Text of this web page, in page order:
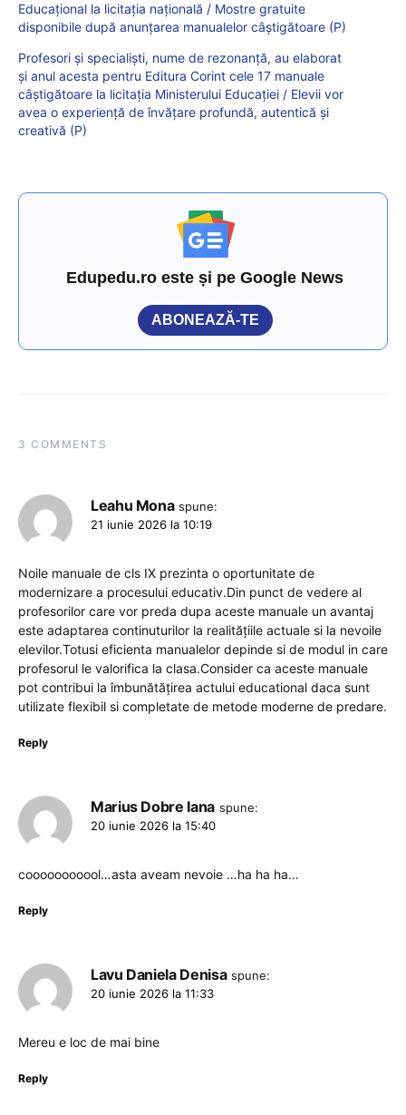
Educațional la licitația națională / Mostre gratuite
disponibile după anunțarea manualelor câștigătoare (P)
Profesori și specialiști, nume de rezonanță, au elaborat
și anul acesta pentru Editura Corint cele 17 manuale
câștigătoare la licitația Ministerului Educației / Elevii vor
avea o experiență de învățare profundă, autentică și
creativă (P)
Edupedu.ro este și pe Google News
ABONEAZĂ-TE
3 COMMENTS
Leahu Mona spune:
21 iunie 2026 la 10:19
Noile manuale de cls IX prezinta o oportunitate de
modernizare a procesului educativ.Din punct de vedere al
profesorilor care vor preda dupa aceste manuale un avantaj
este adaptarea continuturilor la realitățiile actuale si la nevoile
elevilor.Totusi eficienta manualelor depinde si de modul in care
profesorul le valorifica la clasa.Consider ca aceste manuale
pot contribui la îmbunătățirea actului educational daca sunt
utilizate flexibil si completate de metode moderne de predare.
Reply
Marius Dobre Iana spune:
20 iunie 2026 la 15:40
cooooooooool…asta aveam nevoie …ha ha ha…
Reply
Lavu Daniela Denisa spune:
20 iunie 2026 la 11:33
Mereu e loc de mai bine
Reply